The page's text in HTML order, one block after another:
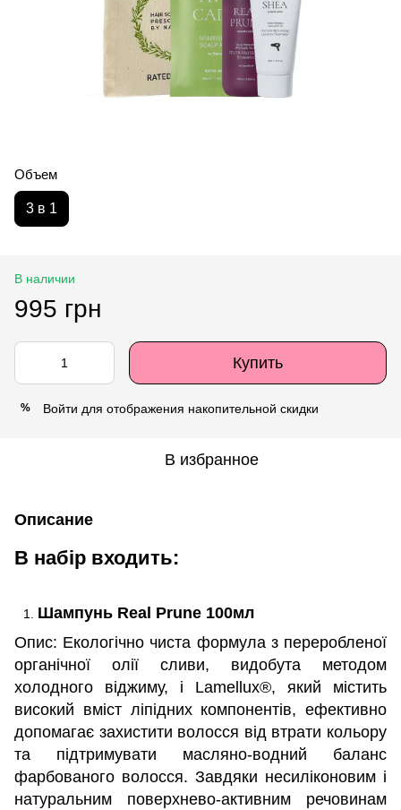
Объем
3 в 1
В наличии
995 грн
Купить
% Войти для отображения накопительной скидки
В избранное
Описание
В набір входить:
Шампунь Real Prune 100мл
Опис: Екологічно чиста формула з переробленої
органічної олії сливи, видобута методом
холодного віджиму, і Lamellux®, який містить
високий вміст ліпідних компонентів, ефективно
допомагає захистити волосся від втрати кольору
та підтримувати масляно-водний баланс
фарбованого волосся. Завдяки несиліконовим і
натуральним поверхнево-активним речовинам